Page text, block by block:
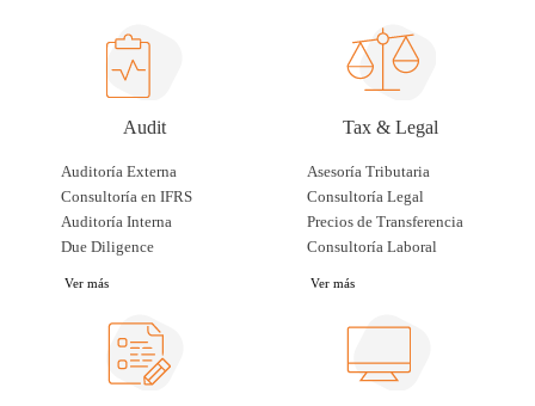
Audit
Auditoría Externa
Consultoría en IFRS
Auditoría Interna
Due Diligence
Ver más
Tax & Legal
Asesoría Tributaria
Consultoría Legal
Precios de Transferencia
Consultoría Laboral
Ver más